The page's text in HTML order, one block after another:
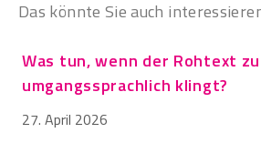
Das könnte Sie auch
Was tun, wenn der Rohtext zu
umgangssprachlich klingt?
27. April 2026